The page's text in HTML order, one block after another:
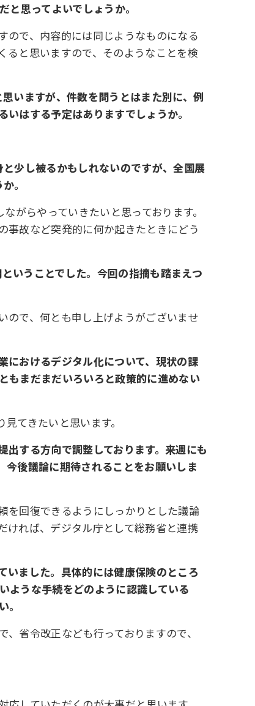
思ってよいでしょうか。
ので、内容的には同じようなものになる
ると思いますので、そのようなことを検
いますが、件数を問うとはまた別に、例
はする予定はありますでしょうか。
少し被るかもしれないのですが、全国展
。
がらやっていきたいと思っております。
事故など突発的に何か起きたときにどう
いうことでした。今回の指摘も踏まえつ
ので、何とも申し上げようがございませ
におけるデジタル化について、現状の課
もまだまだいろいろと政策的に進めない
てきたいと思います。
出する方向で調整しております。来週にも
後議論に期待されることをお願いしま
を回復できるようにしっかりとした議論
ければ、デジタル庁として総務省と連携
いました。具体的には健康保険のところ
ような手続をどのように認識している
。
省令改正なども行っておりますので、